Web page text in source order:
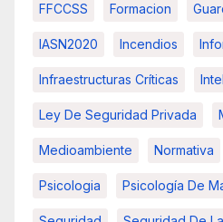
FFCCSS Formacion
IASN2020 Incendios
Infraestructuras Críticas
Ley De Seguridad Privada
Medioambiente Normativa
Psicologia Psicología De